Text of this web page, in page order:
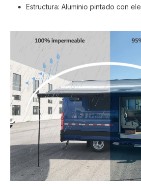
Estructura: Aluminio pintado con